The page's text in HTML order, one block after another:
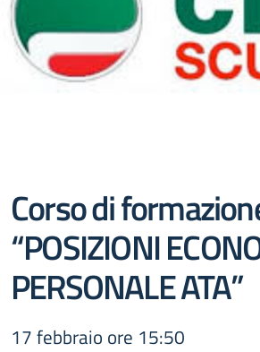
Corso di
“POSIZIONI
PERSONALE ATA”
17 febbraio ore 15:50